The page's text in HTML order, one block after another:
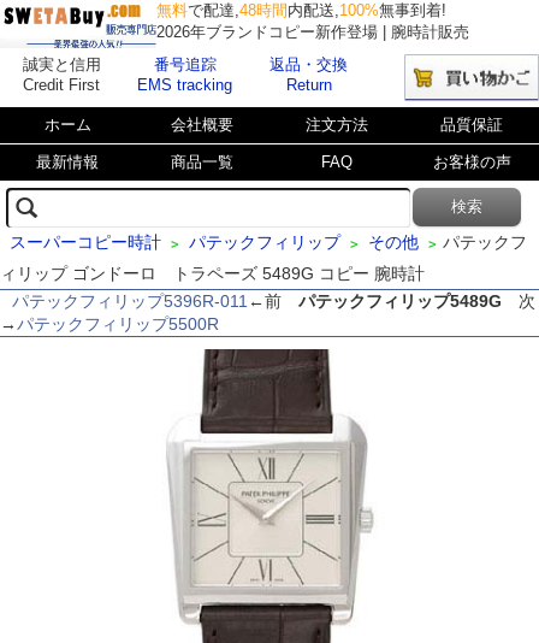
無料で配達,48時間 内配送,100%無事到着!
2026年ブランドコピー新作登場 | 腕時計販売
誠実と信用
Credit First
番号追踪
EMS tracking
返品・交換
Return
ホーム 会社概要 注文方法 品質保証
最新情報 商品一覧 FAQ お客様の声
スーパーコピー時計 > パテックフィリップ > その他 > パテックフ
ィリップ ゴンドーロ トラペーズ 5489G コピー 腕時計
パテックフィリップ5396R-011 ←前 パテックフィリップ5489G
次
→パテックフィリップ5500R